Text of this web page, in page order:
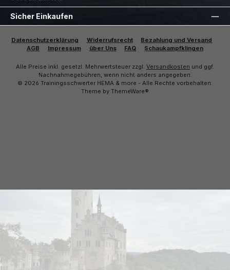
Sicher Einkaufen
Datenschutzerklärung Widerrufsrecht
Bezahlung und Versand
AGB
Impressum über Uns FAQ Schaukampfklingen
Alle Preise inkl. gesetzl. Mehrwertsteuer zzgl. Versandkosten und ggf.
Nachnahmegebühren, wenn nicht anders angegeben.
© 2026 Trainingsschwerter HEMA & more - Alle Rechte vorbehalten.
Theme by ThemeWare®